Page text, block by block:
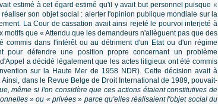
estimé à cet égard estimé qu'il y avait but personnel puisque «
son objet social : alerter l'opinion publique mondiale sur la
La Cour de cassation avait ainsi rejeté le pourvoi interjeté à
motifs que « Attendu que les demandeurs n'allèguent pas que des
commis dans l'intérêt ou au détriment d'un Etat ou d'un régime
pour défendre une position propre concernant un problème
a décidé légalement que les actes litigieux ont été commis
sur la Haute Mer de 1958 NDR). Cette décision avait à
dans le Revue Belge de Droit International de 1989, pouvait-
même si l'on considère que ces actions étaient constitutives de
» ou « privées » parce qu'elles réalisaient l'objet social du